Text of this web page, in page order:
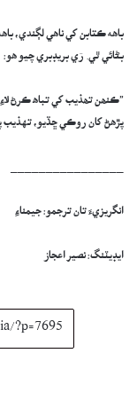
​باهه ڪتابن کي ناهي لڳندي،
بڻائي ٿي. رَي بريڊبري چيو هو:
​”ڪنھن تھذيب کي تباھ ڪرڻ
پڙهڻ کان روڪي ڇڏيو، تهذيب
انگريزيءَ تان ترجمو: جيمناءِ
ايڊيٽنگ: نصير اعجاز